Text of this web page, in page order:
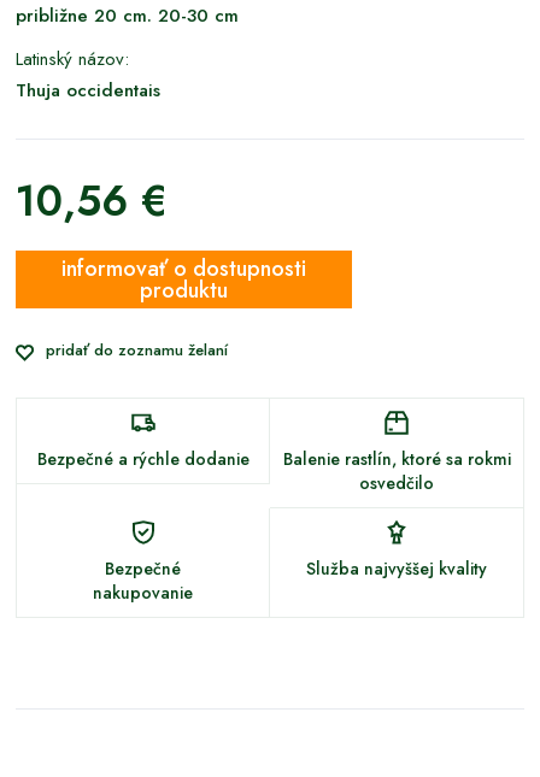
približne 20 cm. 20-30 cm
Latinský názov:
Thuja occidentais
10,56 €
informovať o dostupnosti
produktu
pridať do zoznamu želaní
Bezpečné a rýchle dodanie
Balenie rastlín, ktoré sa rokmi
osvedčilo
Bezpečné
nakupovanie
Služba najvyššej kvality